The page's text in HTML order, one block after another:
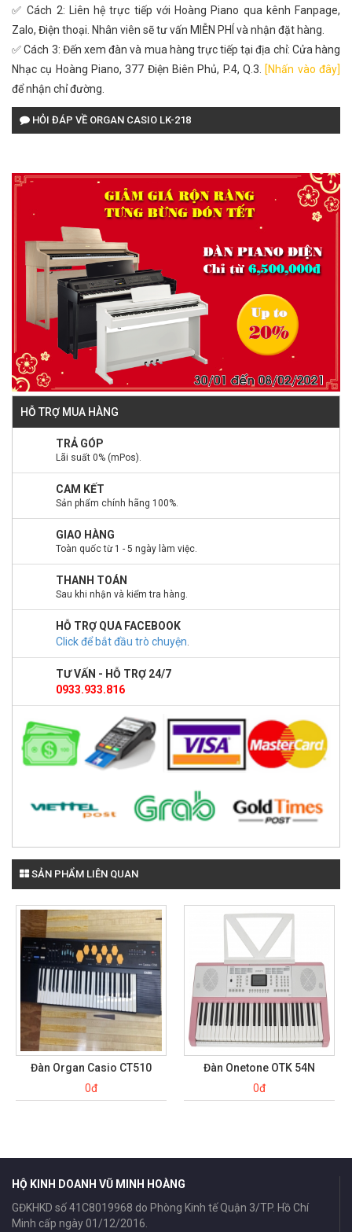
✅ Cách 2: Liên hệ trực tiếp với Hoàng Piano qua kênh Fanpage,
Zalo, Điện thoại. Nhân viên sẽ tư vấn MIỄN PHÍ và nhận đặt hàng.
✅ Cách 3: Đến xem đàn và mua hàng trực tiếp tại địa chỉ: Cửa hàng
Nhạc cụ Hoàng Piano, 377 Điện Biên Phủ, P.4, Q.3.
[Nhấn vào đây]
để nhận chỉ đường.
HỎI ĐÁP VỀ ORGAN CASIO LK-218
HỖ TRỢ MUA HÀNG
TRẢ GÓP
Lãi suất 0% (mPos).
CAM KẾT
Sản phẩm chính hãng 100%.
GIAO HÀNG
Toàn quốc từ 1 - 5 ngày làm việc.
THANH TOÁN
Sau khi nhận và kiểm tra hàng.
HỖ TRỢ QUA FACEBOOK
Click để bắt đầu trò chuyện.
TƯ VẤN - HỖ TRỢ 24/7
0933.933.816
SẢN PHẨM LIÊN QUAN
Đàn Organ Casio CT510
0đ
Đàn Onetone OTK 54N
0đ
HỘ KINH DOANH VŨ MINH HOÀNG
GĐKHKD số 41C8019968 do Phòng Kinh tế Quận 3/TP. Hồ Chí
Minh cấp ngày 01/12/2016.